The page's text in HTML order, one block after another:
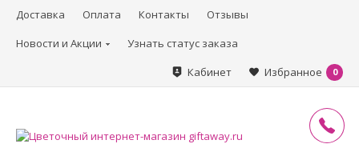
Доставка Оплата Контакты
Отзывы
Новости и Акции
Узнать статус заказа
Избранное
0
Кабинет